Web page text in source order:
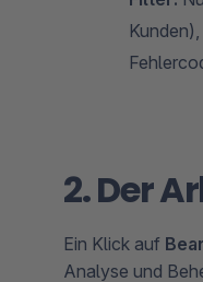
2. Der
Ein Klick auf
Analyse und